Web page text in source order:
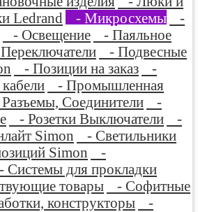
Ledrand
- Микросхемы
-
- Освещение
- Паяльное
- Подвесные
- Позиции на заказ
-
- Промышленная
Соединители
-
- Розетки Выключатели
-
Simon
- Светильники
Simon
-
Системы для прокладки
товары
- Софитные
конструкторы
-